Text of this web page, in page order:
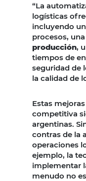
“La
logísticas
incluyendo
procesos,
producción,
tiempos de
seguridad de
la calidad de
Estas
competitiva
argentinas.
contras de la
operaciones
ejemplo, la
implementar
menudo no